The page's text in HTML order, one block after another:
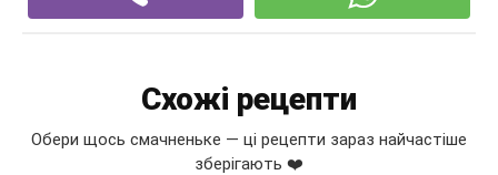
Схожі рецепти
Обери щось смачненьке — ці рецепти зараз найчастіше
зберігають ❤️